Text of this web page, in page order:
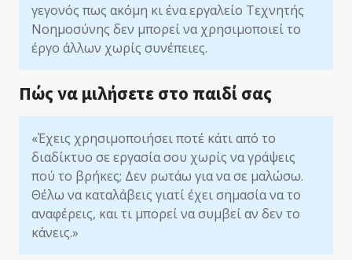
γεγονός πως ακόμη κι ένα εργαλείο Τεχνητής
Νοημοσύνης δεν μπορεί να χρησιμοποιεί το
έργο άλλων χωρίς συνέπειες.
Πώς να μιλήσετε στο παιδί σας
«Έχεις χρησιμοποιήσει ποτέ κάτι από το
διαδίκτυο σε εργασία σου χωρίς να γράψεις
πού το βρήκες; Δεν ρωτάω για να σε μαλώσω.
Θέλω να καταλάβεις γιατί έχει σημασία να το
αναφέρεις, και τι μπορεί να συμβεί αν δεν το
κάνεις.»